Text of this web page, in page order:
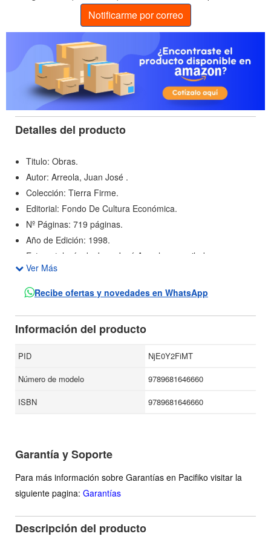
Notificarme por correo
Detalles del producto
Titulo: Obras.
Autor: Arreola, Juan José .
Colección: Tierra Firme.
Editorial: Fondo De Cultura Económica.
Nº Páginas: 719 páginas.
Año de Edición: 1998.
Esta antología de Juan José Arreola, recopilada y
prologada por Saúl Yurkievich, es un merecido homenaje a
su trayectoria, integrada por: Varia invención (1949),
Palindroma (1971) y otros textos. Además de estas obras,
la presente edición recoge sus ensayos, entre los que se
Ver Más
Recibe ofertas y novedades en WhatsApp
Información del producto
PID
NjE0Y2FiMT
Número de modelo
9789681646660
ISBN
9789681646660
Garantía y Soporte
Para más información sobre Garantías en Pacifiko visitar la
siguiente pagina: Garantías
Descripción del producto